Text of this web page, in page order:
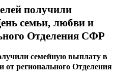
получили
семьи, любви и
Отделения СФР
семейную выплату в
от регионального Отделения